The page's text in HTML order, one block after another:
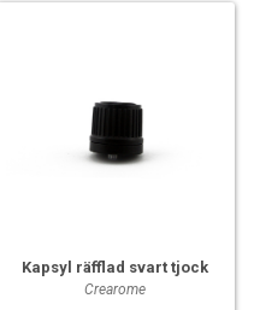
Kapsyl räfflad svart tjock
Crearome